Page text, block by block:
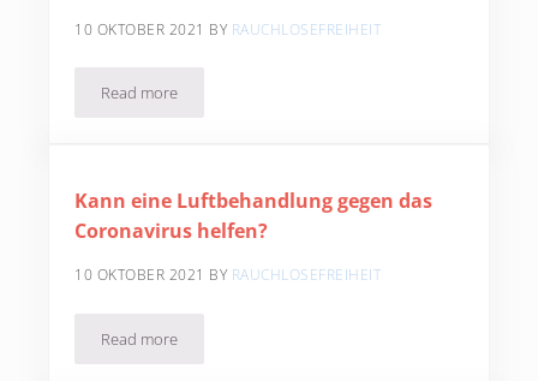
10 OKTOBER 2021 BY RAUCHLOSEFREIHEIT
Read moreE-Zigarette: Raucher, die auf Verdampfung umsteigen
Kann eine Luftbehandlung gegen das
Coronavirus helfen?
10 OKTOBER 2021 BY RAUCHLOSEFREIHEIT
Read moreKann eine Luftbehandlung gegen das Coronavirus